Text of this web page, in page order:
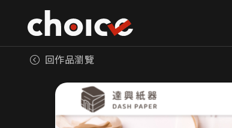
回作品瀏覽